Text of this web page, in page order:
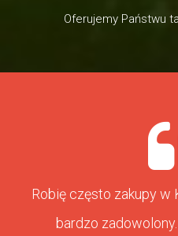
Oferujemy Państwu
Robię często zakupy w
bardzo